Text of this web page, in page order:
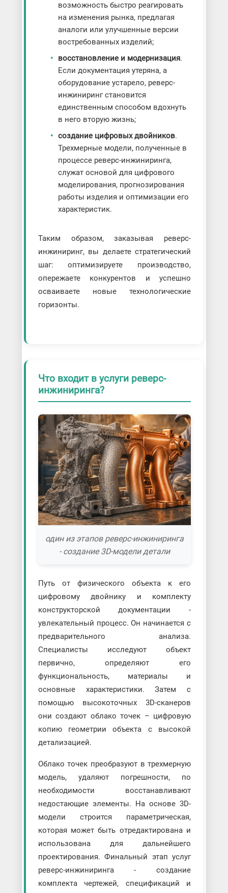
возможность быстро реагировать
на изменения рынка, предлагая
аналоги или улучшенные версии
востребованных изделий;
восстановление и модернизация.
Если документация утеряна, а
оборудование устарело, реверс-
инжиниринг становится
единственным способом вдохнуть
в него вторую жизнь;
создание цифровых двойников.
Трехмерные модели, полученные в
процессе реверс-инжиниринга,
служат основой для цифрового
моделирования, прогнозирования
работы изделия и оптимизации его
характеристик.
Таким образом, заказывая реверс-
инжиниринг, вы делаете стратегический
шаг: оптимизируете производство,
опережаете конкурентов и успешно
осваиваете новые технологические
горизонты.
Что входит в услуги реверс-
инжиниринга?
один из этапов реверс-инжиниринга
- создание 3D-модели детали
Путь от физического объекта к его
цифровому двойнику и комплекту
конструкторской документации -
увлекательный процесс. Он начинается с
предварительного анализа.
Специалисты исследуют объект
первично, определяют его
функциональность, материалы и
основные характеристики. Затем с
помощью высокоточных 3D-сканеров
они создают облако точек – цифровую
копию геометрии объекта с высокой
детализацией.
Облако точек преобразуют в трехмерную
модель, удаляют погрешности, по
необходимости восстанавливают
недостающие элементы. На основе 3D-
модели строится параметрическая,
которая может быть отредактирована и
использована для дальнейшего
проектирования. Финальный этап услуг
реверс-инжиниринга - создание
комплекта чертежей, спецификаций и